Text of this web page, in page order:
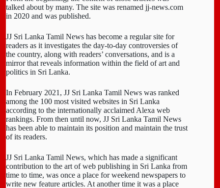
talked about by many. The site was renamed jj-news.com
in 2020 and was published.
JJ Sri Lanka Tamil News has become a regular site for
readers as it investigates the day-to-day controversies of
the country, along with readers’ conversations, and is a
mirror that reveals information within the field of art and
politics in Sri Lanka.
In February 2021, JJ Sri Lanka Tamil News was ranked
among the 100 most visited websites in Sri Lanka
according to the internationally acclaimed Alexa web
rankings. From then until now, JJ Sri Lanka Tamil News
has been able to maintain its position and maintain the trust
of its readers.
JJ Sri Lanka Tamil News, which has made a significant
contribution to the art of web publishing in Sri Lanka from
time to time, was once a place for weekend newspapers to
write new feature articles. At another time it was a place